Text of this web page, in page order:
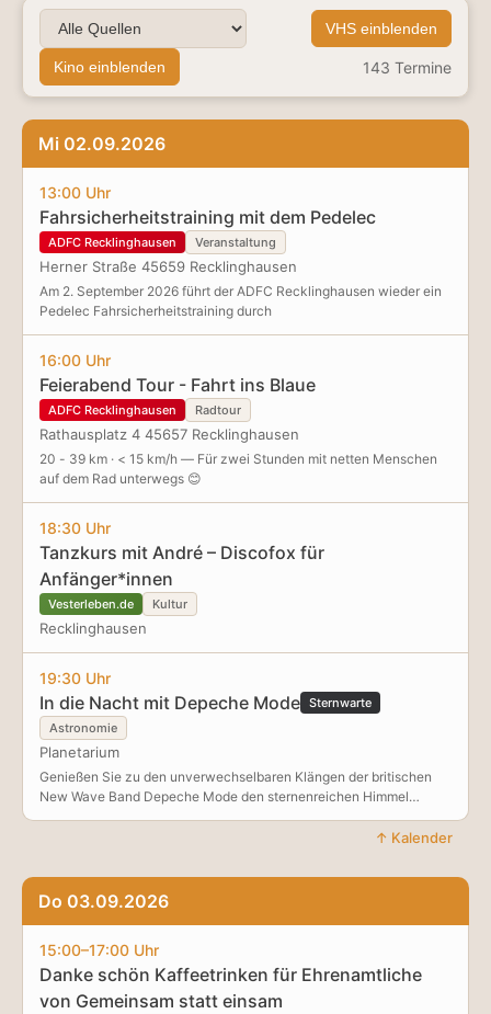
VHS einblenden
Kino einblenden 143 Termine
Mi 02.09.2026
13:00 Uhr
Fahrsicherheitstraining mit dem Pedelec
ADFC Recklinghausen Veranstaltung
Herner Straße 45659 Recklinghausen
Am 2. September 2026 führt der ADFC Recklinghausen wieder ein
Pedelec Fahrsicherheitstraining durch
16:00 Uhr
Feierabend Tour - Fahrt ins Blaue
ADFC Recklinghausen Radtour
Rathausplatz 4 45657 Recklinghausen
20 - 39 km · < 15 km/h — Für zwei Stunden mit netten Menschen
auf dem Rad unterwegs 😊
18:30 Uhr
Tanzkurs mit André – Discofox für
Anfänger*innen
Vesterleben.de Kultur
Recklinghausen
19:30 Uhr
In die Nacht mit Depeche Mode Sternwarte
Astronomie
Planetarium
Genießen Sie zu den unverwechselbaren Klängen der britischen
New Wave Band Depeche Mode den sternenreichen Himmel
unseres Planetariums. Musikprogramm von Jörg Bennemann
↑ Kalender
Do 03.09.2026
15:00–17:00 Uhr
Danke schön Kaffeetrinken für Ehrenamtliche
von Gemeinsam statt einsam